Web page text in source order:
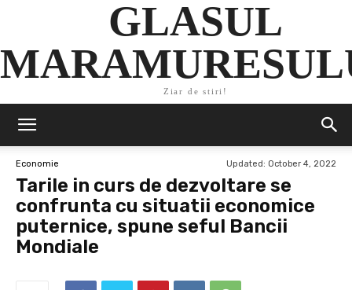
GLASUL
Ziar de stiri!
Economie Updated: October 4, 2022
Tarile in curs de dezvoltare se
confrunta cu situatii economice
puternice, spune seful Bancii
Mondiale